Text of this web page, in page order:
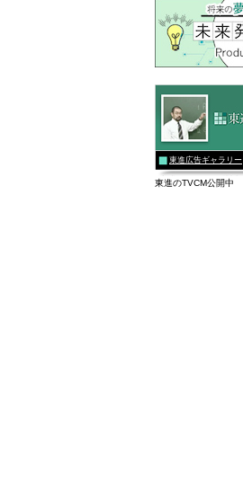
東進広告ギャラリー
東進のTVCM公開中